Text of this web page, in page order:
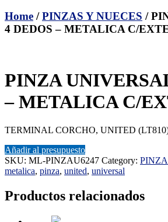
Home /PINZAS Y NUECES /
4 DEDOS – METALICA C/
PINZA
– METALICA C/
TERMINAL CORCHO, UNITED
Añadir al presupuesto
SKU: ML-PINZAU6247 Category:
metalica, pinza, united, universal
Productos relacionados